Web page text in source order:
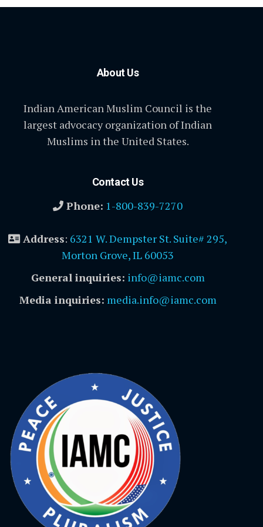
About Us
Indian American Muslim Council is the
largest advocacy organization of Indian
Muslims in the United States.
Contact Us
Phone: 1-800-839-7270
Address: 6321 W. Dempster St. Suite# 295,
Morton Grove, IL 60053
General inquiries: info@iamc.com
Media inquiries: media.info@iamc.com